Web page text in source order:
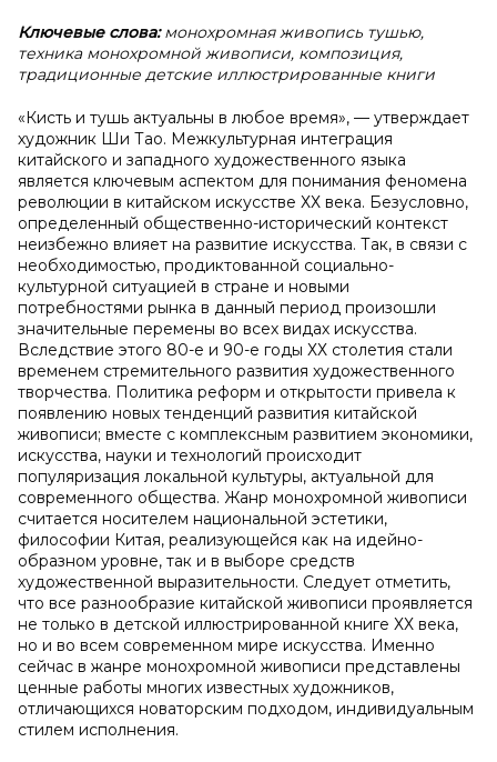
Ключевые слова:монохромная живопись тушью,
техника монохромной живописи, композиция,
традиционные детские иллюстрированные книги
«Кисть и тушь актуальны в любое время», — утверждает
художник Ши Тао. Межкультурная интеграция
китайского и западного художественного языка
является ключевым аспектом для понимания феномена
революции в китайском искусстве ХХ века. Безусловно,
определенный общественно-исторический контекст
неизбежно влияет на развитие искусства. Так, в связи с
необходимостью, продиктованной социально-
культурной ситуацией в стране и новыми
потребностями рынка в данный период произошли
значительные перемены во всех видах искусства.
Вследствие этого 80-е и 90-е годы ХХ столетия стали
временем стремительного развития художественного
творчества. Политика реформ и открытости привела к
появлению новых тенденций развития китайской
живописи; вместе с комплексным развитием экономики,
искусства, науки и технологий происходит
популяризация локальной культуры, актуальной для
современного общества. Жанр монохромной живописи
считается носителем национальной эстетики,
философии Китая, реализующейся как на идейно-
образном уровне, так и в выборе средств
художественной выразительности. Следует отметить,
что все разнообразие китайской живописи проявляется
не только в детской иллюстрированной книге ХХ века,
но и во всем современном мире искусства. Именно
сейчас в жанре монохромной живописи представлены
ценные работы многих известных художников,
отличающихся новаторским подходом, индивидуальным
стилем исполнения.